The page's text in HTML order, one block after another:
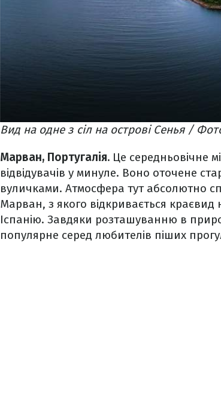
Вид на одне з сіл на острові Сенья /
Марван, Португалія. Це середньовічне
відвідувачів у минуле. Воно оточене
вуличками. Атмосфера тут абсолютно
Марван, з якого відкривається краєвид
Іспанію. Завдяки розташуванню в
популярне серед любителів піших